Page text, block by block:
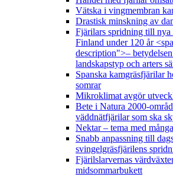
Vätska i vingmembran
Drastisk minskning av
Fjärilars spridning till nya
Finland under 120 år
description">–
landskapstyp och arters
Spanska kamgräsfjärilar
somrar
Mikroklimat avgör
Bete i Natura 2000-
väddnätfjärilar som ska
Nektar – tema med
Snabb anpassning till
svingelgräsfjärilens
Fjärilslarvernas
midsommarbukett